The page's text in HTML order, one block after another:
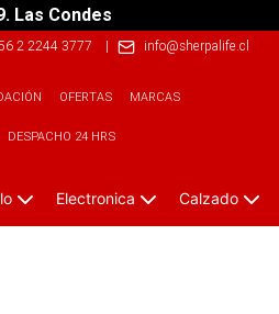
Las Condes
2 2244 3777 | info@sherpalife.cl
OFERTAS MARCAS
DESPACHO 24 HRS
Electronica Calzado